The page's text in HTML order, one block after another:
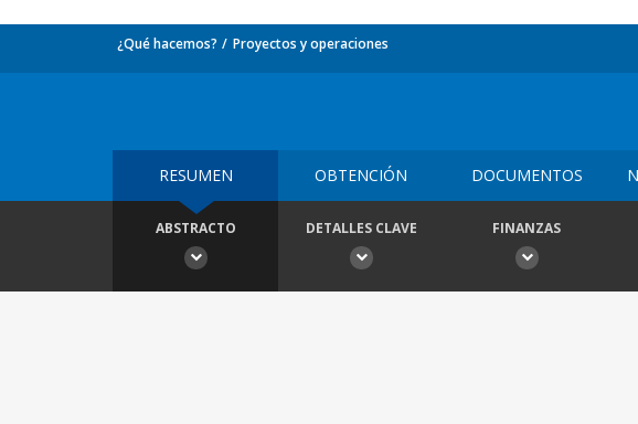
¿Qué hacemos? Proyectos y operaciones
RESUMEN OBTENCIÓN DOCUMENTOS
ABSTRACTO DETALLES CLAVE FINANZAS